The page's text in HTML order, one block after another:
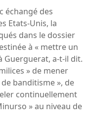
échangé des
Etats-Unis, la
dans le dossier
à « mettre un
Guerguerat, a-t-il dit.
» de mener
banditisme », de
continuellement
» au niveau de